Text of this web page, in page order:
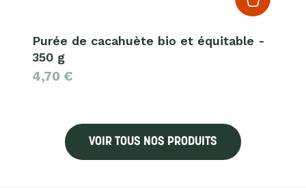
Purée de cacahuète bio et équitable -
350 g
4,70 €
VOIR TOUS NOS PRODUITS